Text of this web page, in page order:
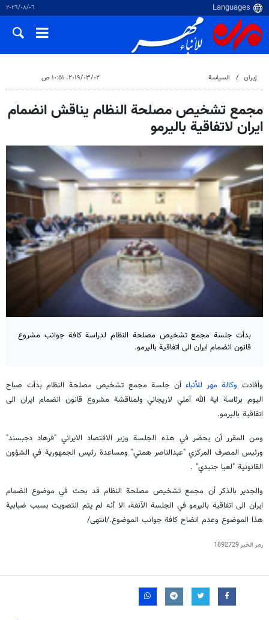
٠٦‏/٠٨‏/٢٠٢٦
إيران السياسة ٠٢‏/٠٣‏/٢٠١٩، ١٠:٥١ ص
مجمع تشخيص مصلحة النظام يناقش انضمام
ايران لاتفاقية باليرمو
بدأت جلسة مجمع تشخيص مصلحة النظام لدراسة كافة جوانب مشروع
قانون انضمام ايران الى اتفاقية باليرمو.
وأفادت وكالة مهر للأنباءأن جلسة مجمع تشخيص مصلحة النظام بدأت صباح
اليوم برئاسة اية الله آملي لاريجاني ولمناقشة مشروع قانون انضمام ايران الى
اتفاقية باليرمو.
ومن المقرر أن يحضر في هذه الجلسة وزير الاقتصاد الايراني "فرهاد دجبسند"
ورئيس المصرف المركزي "عبدالناصر همتي" ومساعدة رئيس الجمهورية في الشؤون
القانونية "لعيا جنيدي" .
والجدير بالذكر أن مجمع تشخيص مصلحة النظام قد بحث في موضوع انضمام
ايران الى اتفاقية باليرمو في الجلسة الآنفة، الا أنه لم يتم التصويت بسبب ضبابية
هذا الموضوع وعدم اتضاح كافة جوانب الموضوع./انتهى/
رمز الخبر1892729